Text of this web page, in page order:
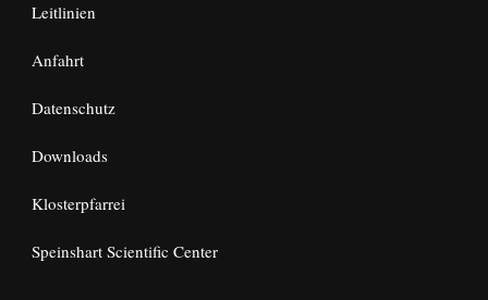
Leitlinien
Anfahrt
Datenschutz
Downloads
Klosterpfarrei
Speinshart Scientific Center